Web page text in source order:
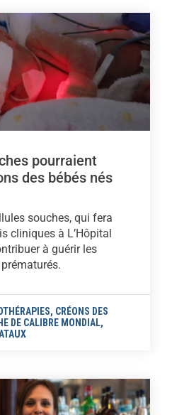
pourraient
des bébés nés
souches, qui fera
cliniques à L’Hôpital
à guérir les
, CRÉONS DES
DE CALIBRE MONDIAL,